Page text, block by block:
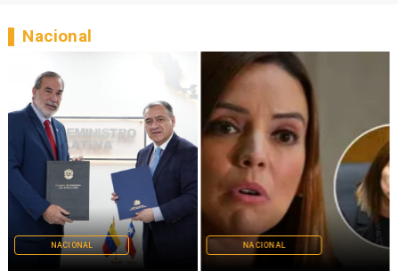
NACIONAL NACIONAL
Nacional